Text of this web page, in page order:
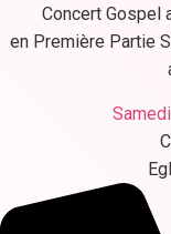
Concert Gospel
en Première Partie